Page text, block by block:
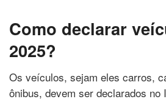
Como declarar
2025?
Os veículos, sejam eles carros,
ônibus, devem ser declarados no